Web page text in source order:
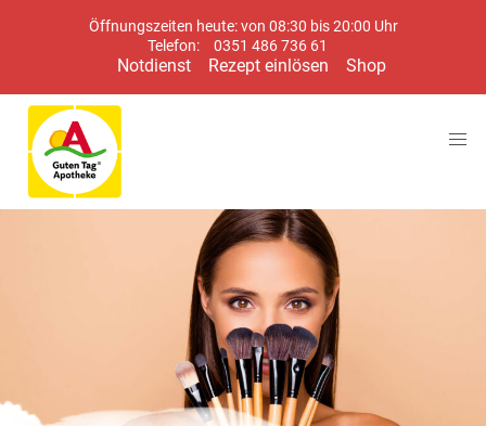
Öffnungszeiten heute: von 08:30 bis 20:00 Uhr
Telefon:
0351 486 736 61
Notdienst Rezept einlösen Shop